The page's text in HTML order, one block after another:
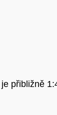
přibližně